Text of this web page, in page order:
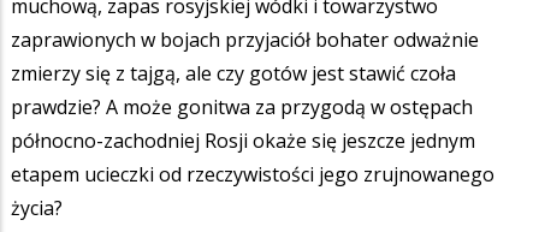
muchową, zapas rosyjskiej wódki i towarzystwo
zaprawionych w bojach przyjaciół bohater odważnie
zmierzy się z tajgą, ale czy gotów jest stawić czoła
prawdzie? A może gonitwa za przygodą w ostępach
północno-zachodniej Rosji okaże się jeszcze jednym
etapem ucieczki od rzeczywistości jego zrujnowanego
życia?